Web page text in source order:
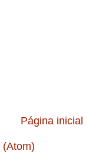
Página inicial
(Atom)